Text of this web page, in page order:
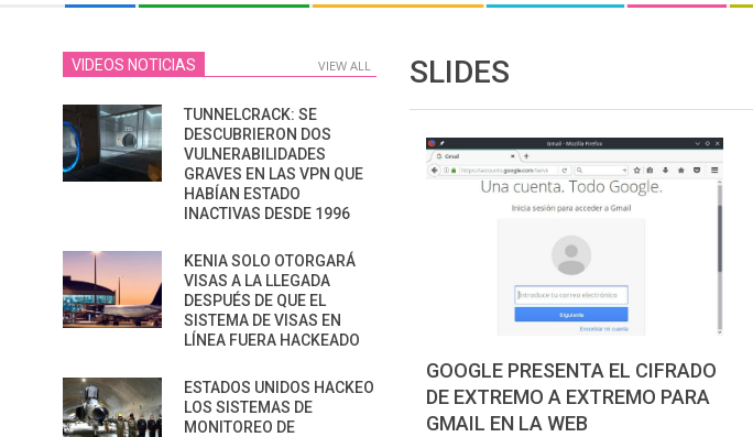
Menu
SLIDES
GOOGLE PRESENTA EL CIFRADO
DE EXTREMO A EXTREMO PARA
GMAIL EN LA WEB
VIDEOS NOTICIAS VIEW ALL
TUNNELCRACK: SE
DESCUBRIERON DOS
VULNERABILIDADES
GRAVES EN LAS VPN QUE
HABÍAN ESTADO
INACTIVAS DESDE 1996
KENIA SOLO OTORGARÁ
VISAS A LA LLEGADA
DESPUÉS DE QUE EL
SISTEMA DE VISAS EN
LÍNEA FUERA HACKEADO
ESTADOS UNIDOS HACKEO
LOS SISTEMAS DE
MONITOREO DE